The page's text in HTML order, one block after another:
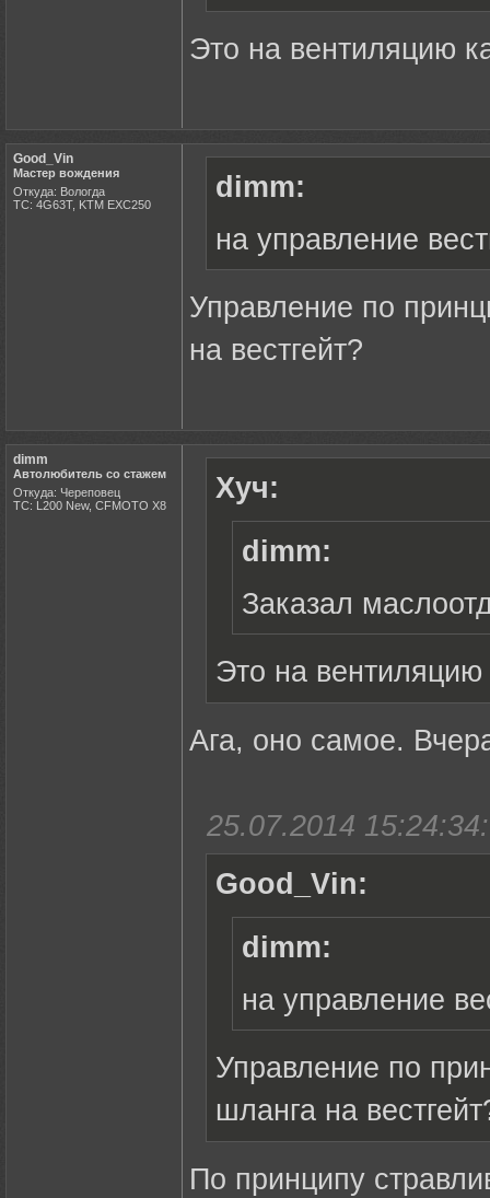
Это на вентиляцию
Good_Vin
Мастер вождения
Откуда: Вологда
ТС: 4G63T, KTM EXC250
dimm:
на управление
Управление по
на вестгейт?
dimm
Автолюбитель со стажем
Откуда: Череповец
ТС: L200 New, CFMOTO X8
Хуч:
dimm:
Заказал
Это на вентиляцию
Ага, оно самое.
25.07.2014 15:24:34:
Good_Vin:
dimm:
на управление
Управление по
шланга на
По принципу